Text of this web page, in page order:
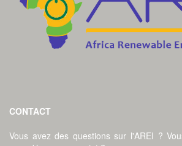
CONTACT
Vous avez des questions sur l'AREI ?